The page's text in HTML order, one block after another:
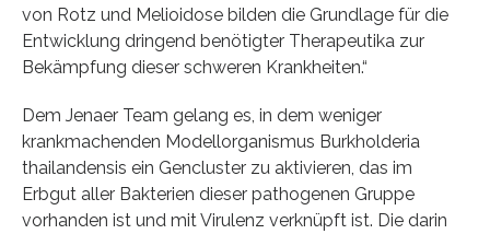
von Rotz und Melioidose bilden die Grundlage für die
Entwicklung dringend benötigter Therapeutika zur
Bekämpfung dieser schweren Krankheiten.“
Dem Jenaer Team gelang es, in dem weniger
krankmachenden Modellorganismus Burkholderia
thailandensis ein Gencluster zu aktivieren, das im
Erbgut aller Bakterien dieser pathogenen Gruppe
vorhanden ist und mit Virulenz verknüpft ist. Die darin